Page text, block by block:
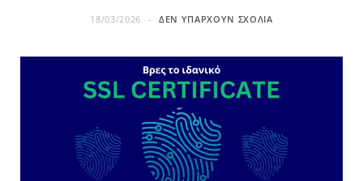
18/03/2026 ΔΕΝ ΥΠΆΡΧΟΥΝ ΣΧΌΛΙΑ